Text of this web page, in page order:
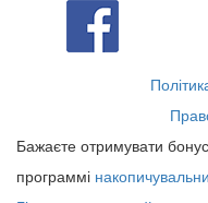
Бажаєте отримувати
программі